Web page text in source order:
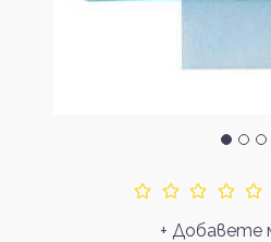
+ Добавете